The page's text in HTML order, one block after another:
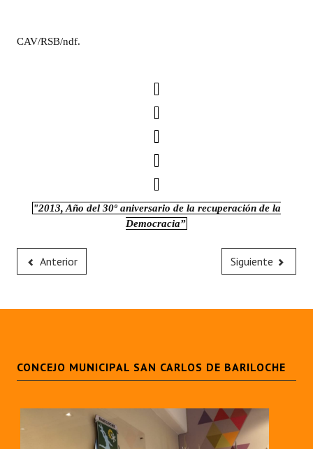
CAV/RSB/ndf.
"2013, Año del 30º aniversario de la recuperación de la
Democracia”
Anterior Siguiente
CONCEJO MUNICIPAL SAN CARLOS DE BARILOCHE